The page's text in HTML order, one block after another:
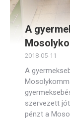
A
2018-05-11
A
szervezett
pénzt a